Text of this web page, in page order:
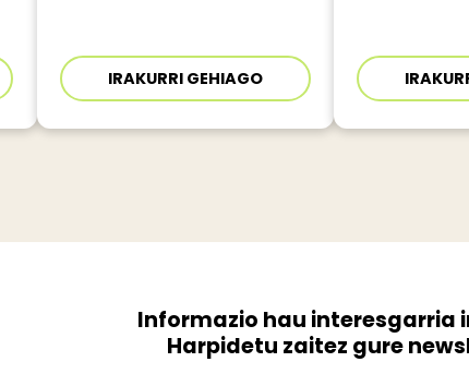
IRAKURRI GEHIAGO
Informazio hau interesgarria
Harpidetu zaitez gure